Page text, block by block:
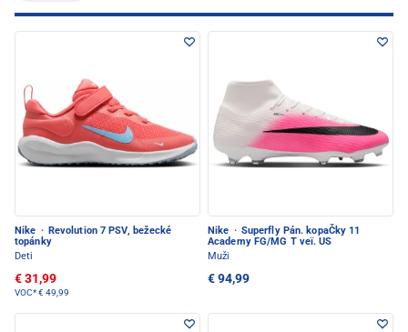
Nike · Revolution 7 PSV, bežecké
topánky
Deti
€ 31,99
VOC*€ 49,99
Nike · Superfly Pán. kopaČky 11
Academy FG/MG T veï. US
Muži
€ 94,99